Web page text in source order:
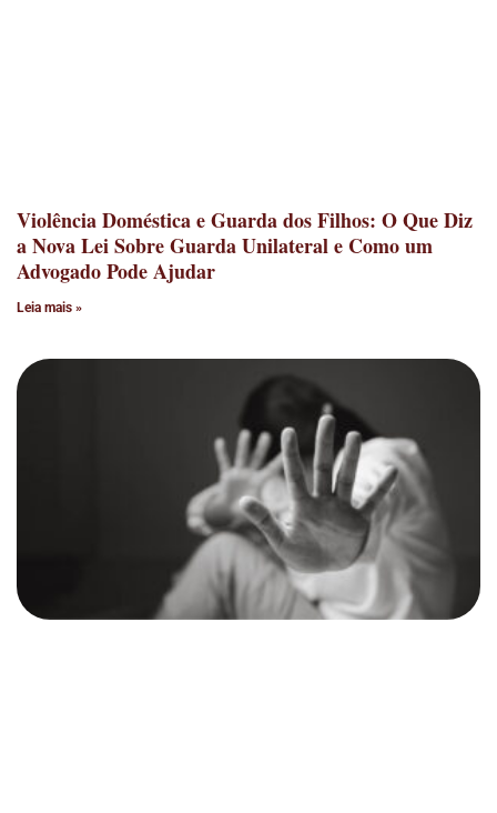
Violência Doméstica e Guarda dos Filhos: O Que Diz
a Nova Lei Sobre Guarda Unilateral e Como um
Advogado Pode Ajudar
Leia mais »